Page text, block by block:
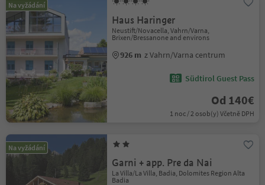
Na vyžádání
Haus Haringer
Neustift/Novacella, Vahrn/Varna,
Brixen/Bressanone and environs
926 m z Vahrn/Varna centrum
Südtirol Guest Pass
Od 140€
1 noc / 2 osob(y) Včetně DPH
Na vyžádání
Garni + app. Pre da Nai
La Villa/La Villa, Badia, Dolomites Region Alta
Badia